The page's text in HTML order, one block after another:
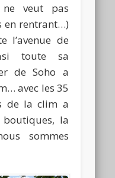
ne veut pas
en rentrant…)
l’avenue de
toute sa
de Soho a
avec les 35
de la clim a
la
sommes